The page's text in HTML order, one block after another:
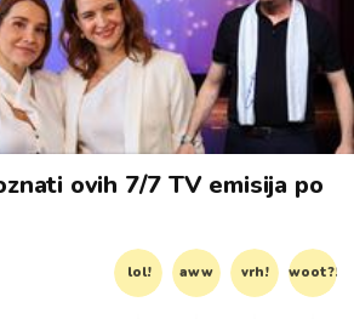
ovih 7/7 TV emisija po
lol! aww vrh! woot?!